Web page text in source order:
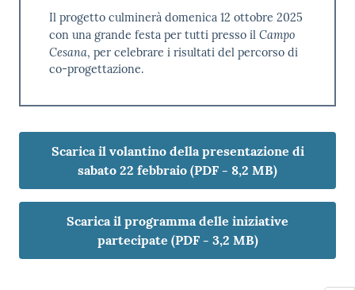
Il progetto culminerà domenica 12 ottobre 2025
con una grande festa per tutti presso il Campo
Cesana, per celebrare i risultati del percorso di
co-progettazione.
Scarica il volantino della presentazione di
sabato 22 febbraio (PDF - 8,2 MB)
Scarica il programma delle iniziative
partecipate (PDF- 3,2 MB)